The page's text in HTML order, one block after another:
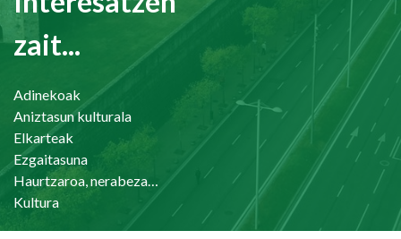
zait...
Adinekoak
Aniztasun kulturala
Elkarteak
Ezgaitasuna
Kultura